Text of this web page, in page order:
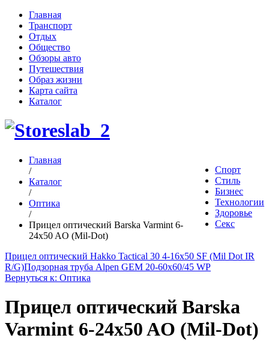
Главная
Транспорт
Отдых
Общество
Обзоры авто
Путешествия
Образ жизни
Карта сайта
Каталог
Спорт
Стиль
Бизнес
Технологии
Здоровье
Секс
Главная
/
Каталог
/
Оптика
/
Прицел оптический Barska Varmint 6-
24x50 AO (Mil-Dot)
Прицел оптический Hakko Tactical 30 4-16x50 SF (Mil Dot IR
R/G)Подзорная труба Alpen GEM 20-60x60/45 WP
Вернуться к: Оптика
Прицел оптический Barska
Varmint 6-24x50 AO (Mil-Dot)